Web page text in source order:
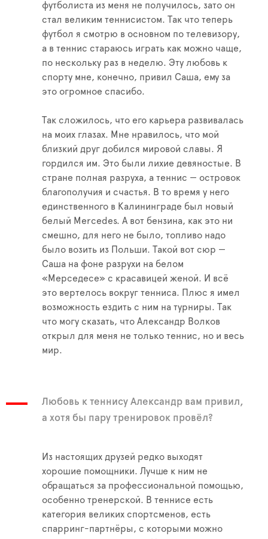
футболиста из меня не получилось, зато он
стал великим теннисистом. Так что теперь
футбол я смотрю в основном по телевизору,
а в теннис стараюсь играть как можно чаще,
по нескольку раз в неделю. Эту любовь к
спорту мне, конечно, привил Саша, ему за
это огромное спасибо.
Так сложилось, что его карьера развивалась
на моих глазах. Мне нравилось, что мой
близкий друг добился мировой славы. Я
гордился им. Это были лихие девяностые. В
стране полная разруха, а теннис — островок
благополучия и счастья. В то время у него
единственного в Калининграде был новый
белый Mercedes. А вот бензина, как это ни
смешно, для него не было, топливо надо
было возить из Польши. Такой вот сюр —
Саша на фоне разрухи на белом
«Мерседесе» с красавицей женой. И всё
это вертелось вокруг тенниса. Плюс я имел
возможность ездить с ним на турниры. Так
что могу сказать, что Александр Волков
открыл для меня не только теннис, но и весь
мир.
Любовь к теннису Александр вам привил,
а хотя бы пару тренировок провёл?
Из настоящих друзей редко выходят
хорошие помощники. Лучше к ним не
обращаться за профессиональной помощью,
особенно тренерской. В теннисе есть
категория великих спортсменов, есть
спарринг-партнёры, с которыми можно